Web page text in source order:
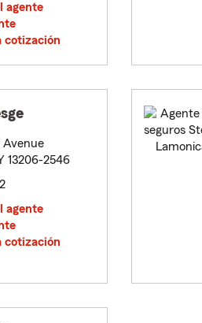
agente
cotización
13206-2546
agente
cotización